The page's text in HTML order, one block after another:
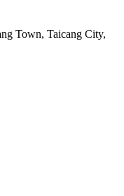
Town, Taicang City,